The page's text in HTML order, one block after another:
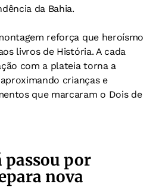
da Bahia.
reforça que heroísmo
livros de História. A cada
com a plateia torna a
crianças e
que marcaram o Dois de
passou por
nova